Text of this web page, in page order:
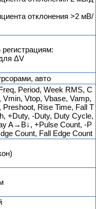
отклонения >2 мВ/
ΔV
авто
Period, Week RMS, C
Vtop, Vbase, Vamp,
Rise Time, Fall T
+Duty, -Duty, Duty Cycle,
A→B↓, +Pulse Count, -P
Count, Fall Edge Count